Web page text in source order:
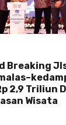
Breaking
2,9 Triliun
Wisata